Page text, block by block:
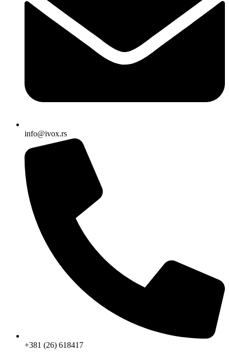
info@ivox.rs
+381 (26) 618417